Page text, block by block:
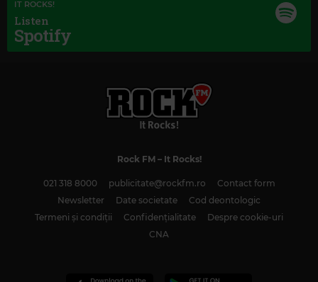
Magic Classic Music
THE PLANETS, OP. 32: IV. JUPITER, THE BRINGER OF
IT ROCKS!
Listen
Spotify
Rock FM– It Rocks!
021 318 8000 publicitate@rockfm.ro
Contact form
Newsletter
Date societate
Cod deontologic
Termeni și condiții
Confidențialitate
Despre cookie-uri
CNA